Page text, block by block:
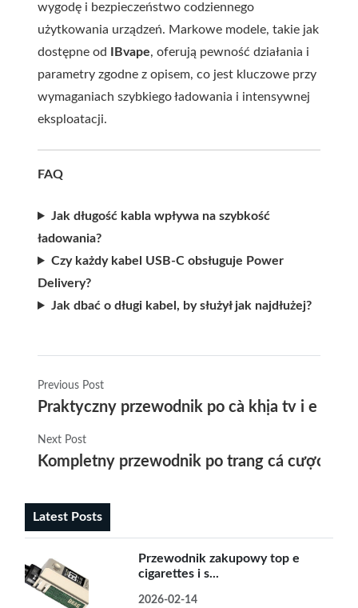
wygodę i bezpieczeństwo codziennego
użytkowania urządzeń. Markowe modele, takie jak
dostępne od
IBvape, oferują pewność działania i
parametry zgodne z opisem, co jest kluczowe przy
wymaganiach szybkiego ładowania i intensywnej
eksploatacji.
FAQ
Jak długość kabla wpływa na szybkość
ładowania?
Czy każdy kabel USB-C obsługuje Power
Delivery?
Jak dbać o długi kabel, by służył jak najdłużej?
Previous Post
Praktyczny przewodnik po cà khịa tv i e
Next Post
Kompletny przewodnik po trang cá cược uy
Latest Posts
Przewodnik zakupowy top e
cigarettes i s...
2026-02-14